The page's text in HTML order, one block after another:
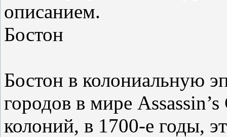
описанием.
Бостон
Бостон в колониальную
городов в мире
колоний, в 1700-е годы,